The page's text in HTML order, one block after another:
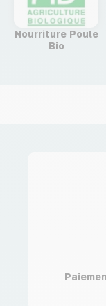
Nourriture Poule
Bio